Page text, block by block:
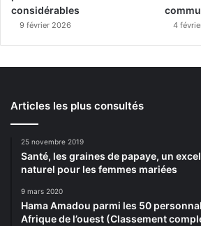
considérables
9 février 2026 4
Articles les plus consultés
25 novembre 2019
Santé, les graines de papaye, un
naturel pour les femmes mariées
9 mars 2020
Hama Amadou parmi les 50
Afrique de l’ouest (Classement